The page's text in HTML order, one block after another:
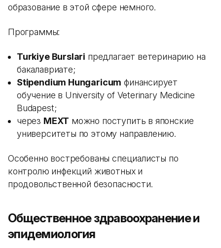
образование в этой сфере немного.
Программы:
Turkiye Burslari предлагает ветеринарию на
бакалавриате;
Stipendium Hungaricum финансирует
обучение в University of Veterinary Medicine
Budapest;
через MEXT можно поступить в японские
университеты по этому направлению.
Особенно востребованы специалисты по
контролю инфекций животных и
продовольственной безопасности.
Общественное здравоохранение и
эпидемиология